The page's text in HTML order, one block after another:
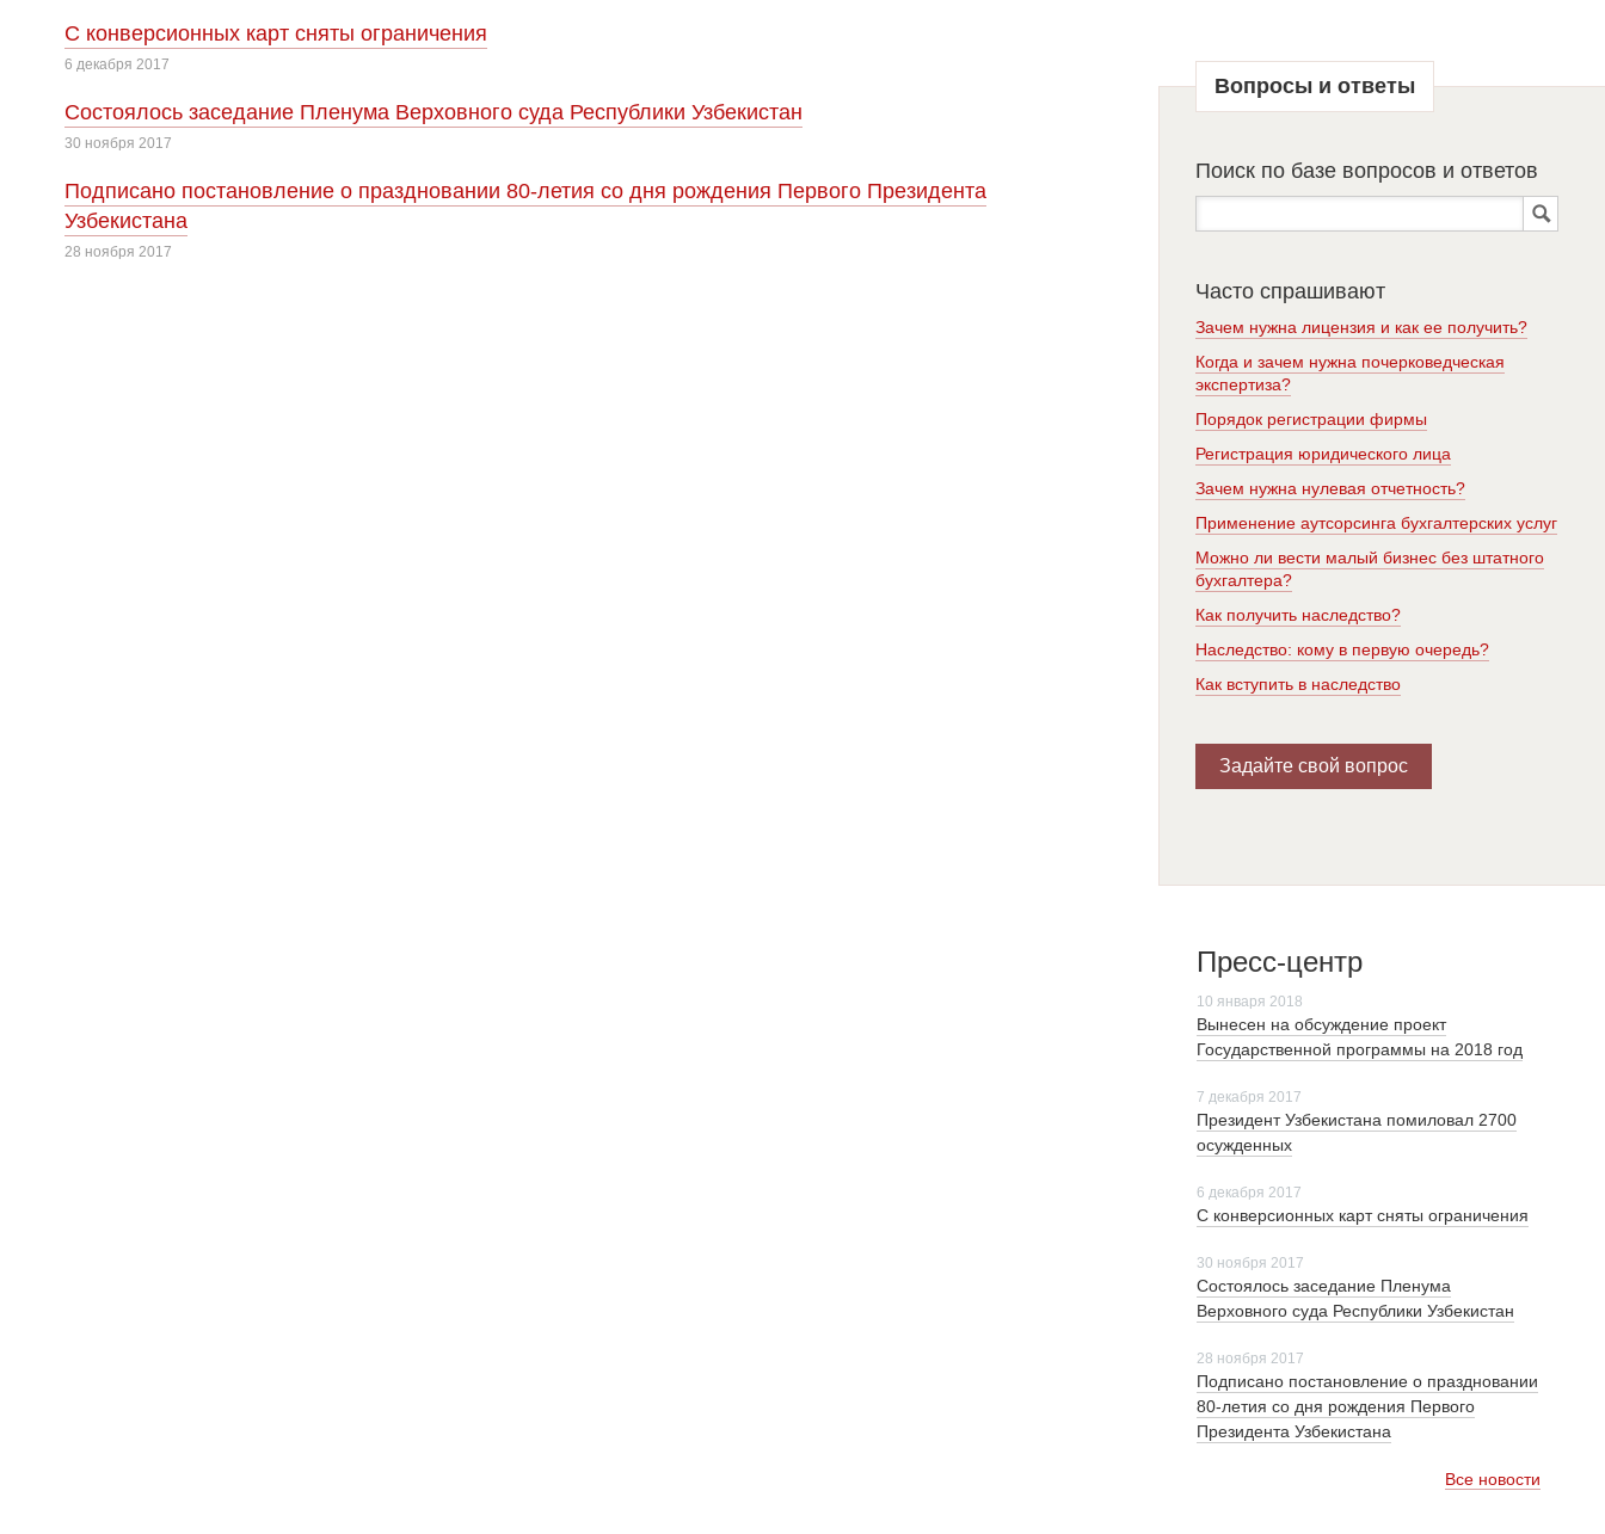
С конверсионных карт сняты ограничения
6 декабря 2017
Cостоялось заседание Пленума Верховного суда Республики Узбекистан
30 ноября 2017
Подписано постановление о праздновании 80-летия со дня рождения Первого Президента
Узбекистана
28 ноября 2017
Вопросы и ответы
Поиск по базе вопросов и ответов
Часто спрашивают
Зачем нужна лицензия и как ее получить?
Когда и зачем нужна почерковедческая
экспертиза?
Порядок регистрации фирмы
Регистрация юридического лица
Зачем нужна нулевая отчетность?
Применение аутсорсинга бухгалтерских услуг
Можно ли вести малый бизнес без штатного
бухгалтера?
Как получить наследство?
Наследство: кому в первую очередь?
Как вступить в наследство
Задайте свой вопрос
Пресс-центр
10 января 2018
Вынесен на обсуждение проект
Государственной программы на 2018 год
7 декабря 2017
Президент Узбекистана помиловал 2700
осужденных
6 декабря 2017
С конверсионных карт сняты ограничения
30 ноября 2017
Cостоялось заседание Пленума
Верховного суда Республики Узбекистан
28 ноября 2017
Подписано постановление о праздновании
80-летия со дня рождения Первого
Президента Узбекистана
Все новости